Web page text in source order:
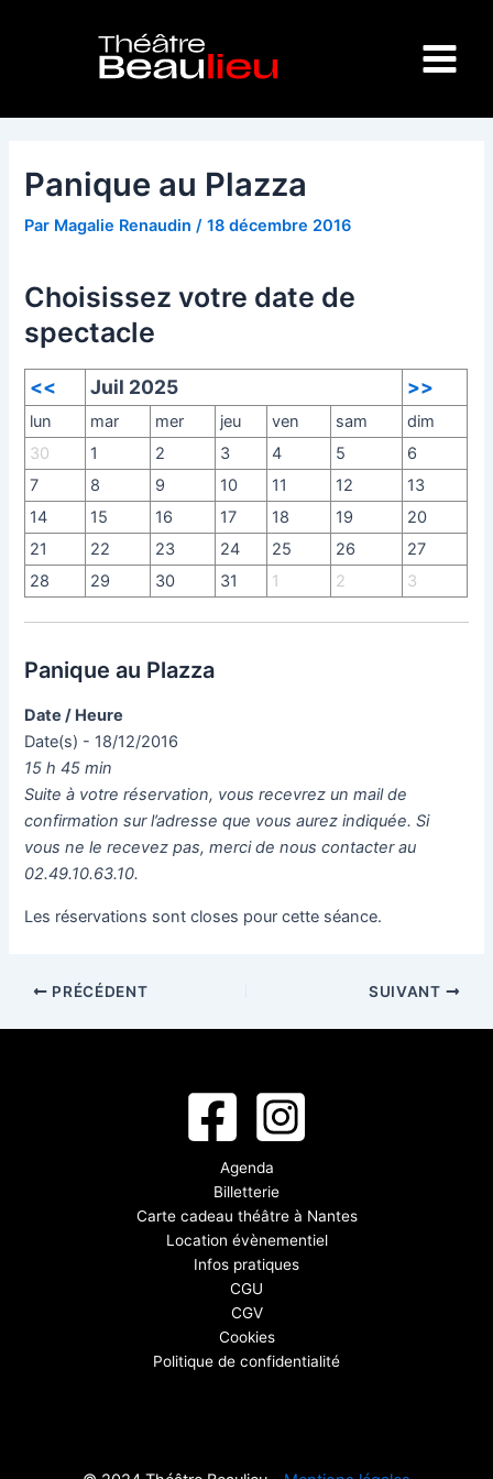
Menu
Panique au Plazza
Par Magalie Renaudin/18 décembre 2016
Choisissez votre date de
spectacle
<< Juil 2025 >>
lun mar mer jeu ven sam
dim
30
1 2 3 4 5
6
7
8 9 10 11 12
13
14
15 16 17 18 19
20
21
22 23 24 25 26
27
28
29 30 31 1 2 3
Panique au Plazza
Date / Heure
Date(s) - 18/12/2016
15 h 45 min
Suite à votre réservation, vous recevrez un mail de
confirmation sur l’adresse que vous aurez indiquée. Si
vous ne le recevez pas, merci de nous contacter au
02.49.10.63.10.
Les réservations sont closes pour cette séance.
PRÉCÉDENT SUIVANT
Agenda
Billetterie
Carte cadeau théâtre à Nantes
Location évènementiel
Infos pratiques
CGU
CGV
Cookies
Politique de confidentialité